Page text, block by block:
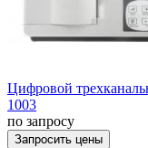
Цифровой
1003
по запросу
Запросить цены